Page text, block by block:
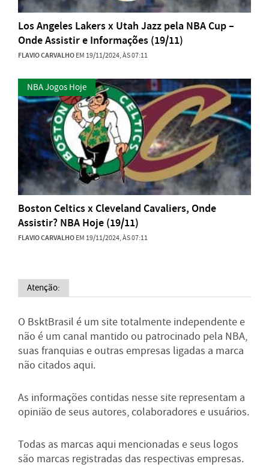
Los Angeles Lakers x Utah Jazz pela NBA Cup –
Onde Assistir e Informações (19/11)
FLAVIO CARVALHOEM 19/11/2024, ÀS 07:11
NBA Jogos Hoje
Boston Celtics x Cleveland Cavaliers, Onde
Assistir? NBA Hoje (19/11)
FLAVIO CARVALHOEM 19/11/2024, ÀS 07:11
Atenção:
O BsktBrasil é um site totalmente independente e
não é um canal mantido ou patrocinado pela NBA,
suas franquias e outras empresas ligadas a marca
não citados aqui.
As informações contidas nesse site representam a
opinião de seus autores, colaboradores e usuários.
Todas as marcas aqui mencionadas e seus logos
são marcas registradas das respectivas empresas.